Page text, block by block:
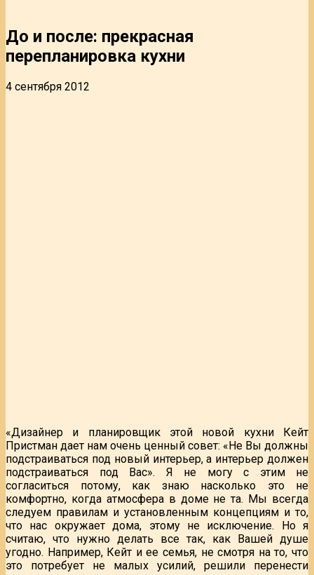
До и после: прекрасная
перепланировка кухни
4 сентября 2012
«Дизайнер и планировщик этой новой кухни Кейт
Пристман дает нам очень ценный совет: «Не Вы должны
подстраиваться под новый интерьер, а интерьер должен
подстраиваться под Вас». Я не могу с этим не
согласиться потому, как знаю насколько это не
комфортно, когда атмосфера в доме не та. Мы всегда
следуем правилам и установленным концепциям и то,
что нас окружает дома, этому не исключение. Но я
считаю, что нужно делать все так, как Вашей душе
угодно. Например, Кейт и ее семья, не смотря на то, что
это потребует не малых усилий, решили перенести